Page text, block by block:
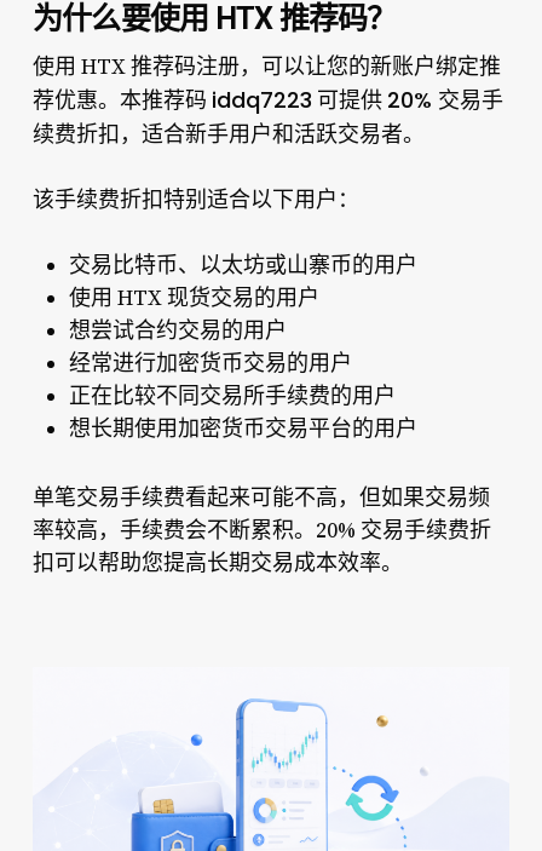
为什么要使用 HTX 推荐码？
使用 HTX 推荐码注册，可以让您的新账户绑定推
荐优惠。本推荐码 iddq7223 可提供 20% 交易手
续费折扣，适合新手用户和活跃交易者。
该手续费折扣特别适合以下用户：
交易比特币、以太坊或山寨币的用户
使用 HTX 现货交易的用户
想尝试合约交易的用户
经常进行加密货币交易的用户
正在比较不同交易所手续费的用户
想长期使用加密货币交易平台的用户
单笔交易手续费看起来可能不高，但如果交易频
率较高，手续费会不断累积。20% 交易手续费折
扣可以帮助您提高长期交易成本效率。